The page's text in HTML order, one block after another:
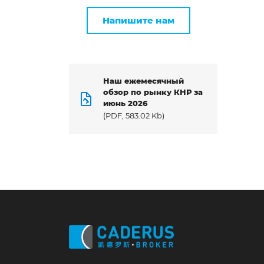
Напишите нам
Наш ежемесячный
обзор по рынку КНР за
июнь 2026
(PDF, 583.02 Kb)